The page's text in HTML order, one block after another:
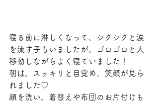
寝る前に淋しくなって、シクシクと涙
を流す子もいましたが、ゴロゴロと大
移動しながらよく寝ていました！
朝は、スッキリと目覚め、笑顔が見ら
れました♡
顔を洗い、着替えや布団のお片付けも